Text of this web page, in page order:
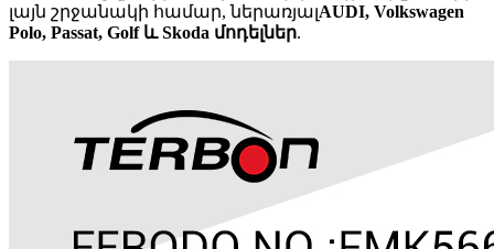
լայն շրջանակի համար, ներառյալAUDI, Volkswagen
Polo, Passat, Golf և Skoda մոդելներ.